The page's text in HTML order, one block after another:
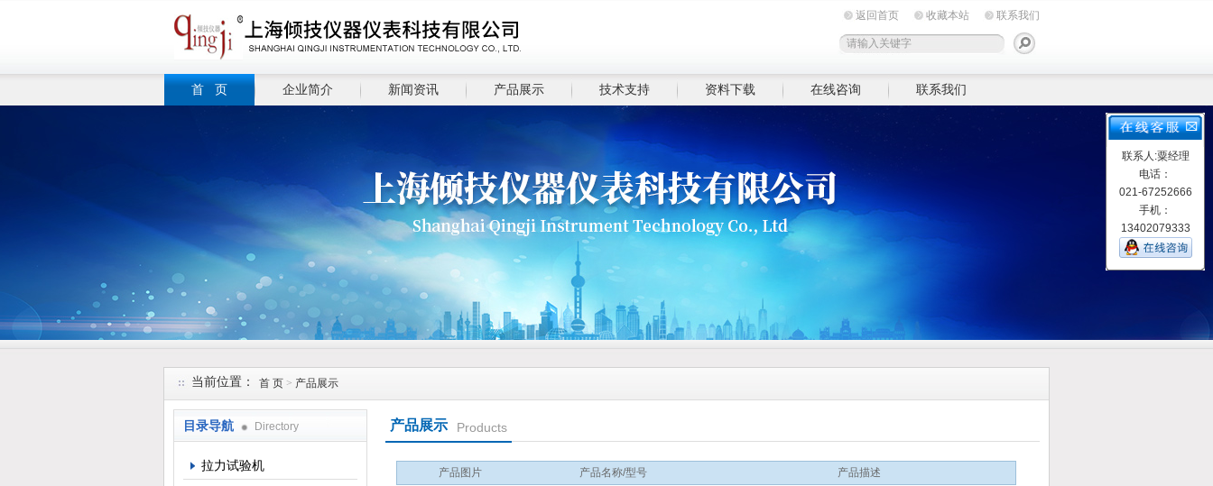
返回首页 收藏本站 联系我们
首 页 企业简介 新闻资讯 产品展示 技术支持 资料下载 在线咨询 联系我们
当前位置： 首 页 > 产品展示
目录导航 Directory
拉力试验机
产品展示 Products
产品图片 产品名称/型号 产品描述
联系人:粟经理
电话：
021-67252666
手机：
13402079333